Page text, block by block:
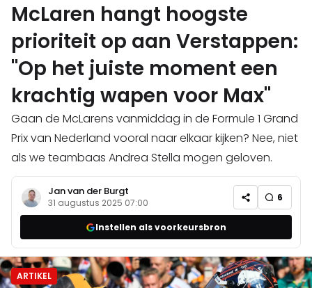
McLaren hangt hoogste
prioriteit op aan Verstappen:
"Op het juiste moment een
krachtig wapen voor Max"
Gaan de McLarens vanmiddag in de Formule 1 Grand
Prix van Nederland vooral naar elkaar kijken? Nee, niet
als we teambaas Andrea Stella mogen geloven.
Jan van der Burgt
31 augustus 2025 07:00 6
Instellen als voorkeursbron
ARTIKEL